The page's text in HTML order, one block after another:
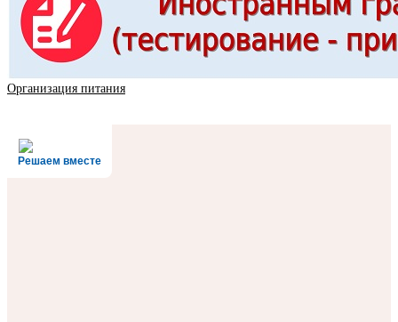
Организация питания
Решаем вместе